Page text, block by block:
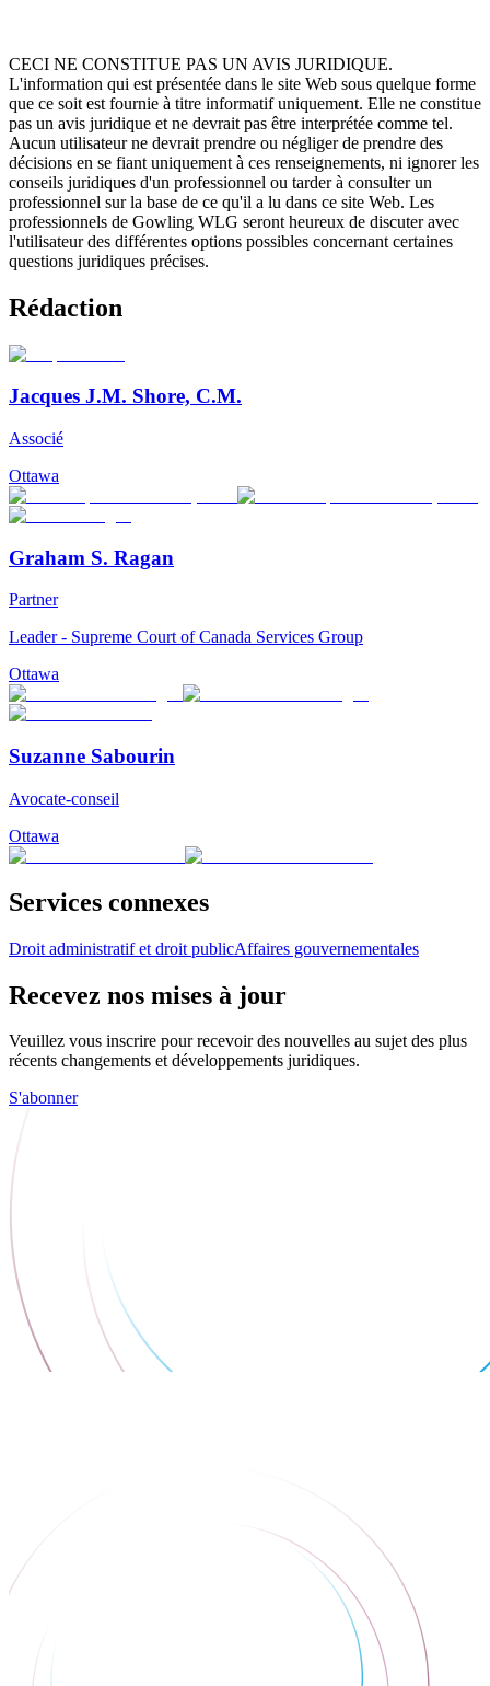
CECI NE CONSTITUE PAS UN AVIS JURIDIQUE.
L'information qui est présentée dans le site Web sous quelque forme
que ce soit est fournie à titre informatif uniquement. Elle ne constitue
pas un avis juridique et ne devrait pas être interprétée comme tel.
Aucun utilisateur ne devrait prendre ou négliger de prendre des
décisions en se fiant uniquement à ces renseignements, ni ignorer les
conseils juridiques d'un professionnel ou tarder à consulter un
professionnel sur la base de ce qu'il a lu dans ce site Web. Les
professionnels de Gowling WLG seront heureux de discuter avec
l'utilisateur des différentes options possibles concernant certaines
questions juridiques précises.
Rédaction
Jacques J.M. Shore, C.M.
Associé
Ottawa
Graham S. Ragan
Partner
Leader - Supreme Court of Canada Services Group
Ottawa
Suzanne Sabourin
Avocate-conseil
Ottawa
Services connexes
Droit administratif et droit publicAffaires gouvernementales
Recevez nos mises à jour
Veuillez vous inscrire pour recevoir des nouvelles au sujet des plus
récents changements et développements juridiques.
S'abonner